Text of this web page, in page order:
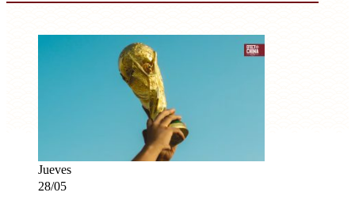
Jueves
28/05